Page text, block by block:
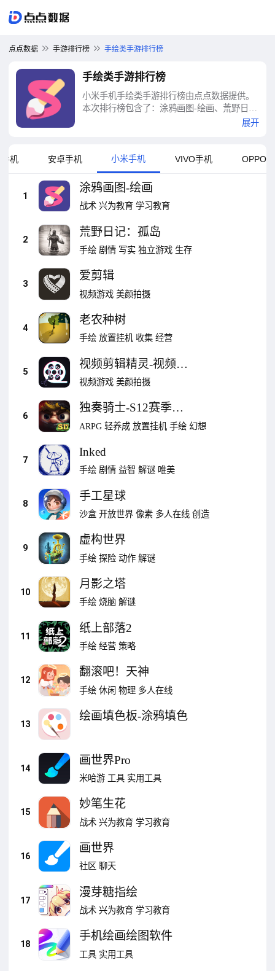
点点数据 手游排行榜 手绘类手游排行榜
手绘类手游排行榜
小米手机手绘类手游排行榜由点点数据提供。
本次排行榜包含了：涂鸦画图-绘画、荒野日
记：孤岛、爱剪辑、老农种树、视频剪辑精灵-
手绘类手游排行榜
展开
机 安卓手机 小米手机 VIVO手机 OPPO
1
涂鸦画图-绘画
战术 兴为教育 学习教育
2
荒野日记：孤岛
手绘 剧情 写实 独立游戏 生存
3
爱剪辑
视频游戏 美颜拍摄
4
老农种树
手绘 放置挂机 收集 经营
5
视频剪辑精灵-视频剪
辑软件
视频游戏 美颜拍摄
6
独奏骑士-S12赛季绝
命追猎
ARPG 轻养成 放置挂机 手绘 幻想
7
Inked
手绘 剧情 益智 解谜 唯美
8
手工星球
沙盒 开放世界 像素 多人在线 创造
9
虚构世界
手绘 探险 动作 解谜
10
月影之塔
手绘 烧脑 解谜
11
纸上部落2
手绘 经营 策略
12
翻滚吧！天神
手绘 休闲 物理 多人在线
13
绘画填色板-涂鸦填色
14
画世界Pro
米哈游 工具 实用工具
15
妙笔生花
战术 兴为教育 学习教育
16
画世界
社区 聊天
17
漫芽糖指绘
战术 兴为教育 学习教育
18
手机绘画绘图软件
工具 实用工具